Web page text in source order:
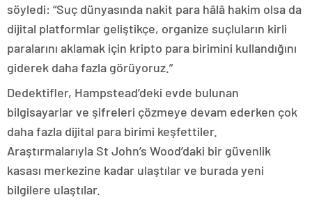
söyledi: “Suç dünyasında nakit para hâlâ hakim olsa da
dijital platformlar geliştikçe, organize suçluların kirli
paralarını aklamak için kripto para birimini kullandığını
giderek daha fazla görüyoruz.”
Dedektifler, Hampstead’deki evde bulunan
bilgisayarlar ve şifreleri çözmeye devam ederken çok
daha fazla dijital para birimi keşfettiler.
Araştırmalarıyla St John’s Wood’daki bir güvenlik
kasası merkezine kadar ulaştılar ve burada yeni
bilgilere ulaştılar.